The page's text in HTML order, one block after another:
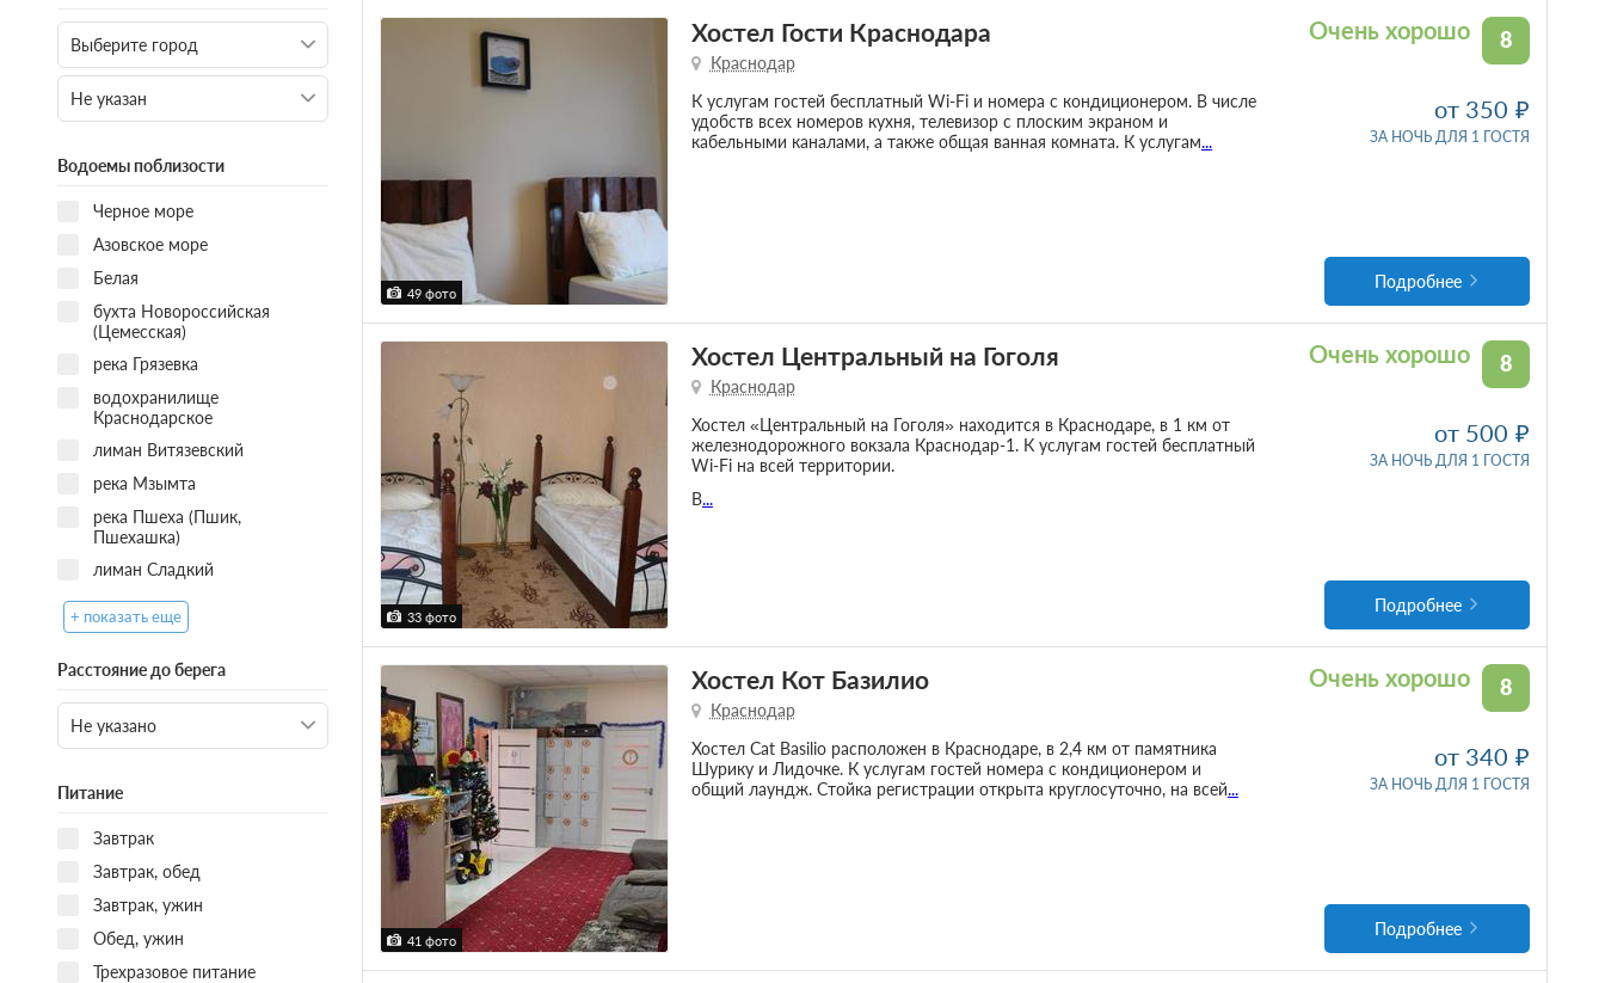
Водоемы поблизости
Черное море
Азовское море
Белая
бухта Новороссийская
(Цемесская)
река Грязевка
водохранилище
Краснодарское
лиман Витязевский
река Мзымта
река Пшеха (Пшик,
Пшехашка)
лиман Сладкий
+ показать еще
Расстояние до берега
Питание
Завтрак
Завтрак, обед
Завтрак, ужин
Обед, ужин
Трехразовое питание
49 фото
8
Очень хорошо
Хостел Гости Краснодара
Краснодар
К услугам гостей бесплатный Wi-Fi и номера с кондиционером. В числе
удобств всех номеров кухня, телевизор с плоским экраном и
кабельными каналами, а также общая ванная комната. К услугам...
от 350
ЗА НОЧЬ ДЛЯ 1 ГОСТЯ
Подробнее
33 фото
8
Очень хорошо
Хостел Центральный на Гоголя
Краснодар
Хостел «Центральный на Гоголя» находится в Краснодаре, в 1 км от
железнодорожного вокзала Краснодар-1. К услугам гостей бесплатный
Wi-Fi на всей территории.
В...
от 500
ЗА НОЧЬ ДЛЯ 1 ГОСТЯ
Подробнее
41 фото
8
Очень хорошо
Хостел Кот Базилио
Краснодар
Хостел Cat Basilio расположен в Краснодаре, в 2,4 км от памятника
Шурику и Лидочке. К услугам гостей номера с кондиционером и
общий лаундж. Стойка регистрации открыта круглосуточно, на всей...
от 340
ЗА НОЧЬ ДЛЯ 1 ГОСТЯ
Подробнее